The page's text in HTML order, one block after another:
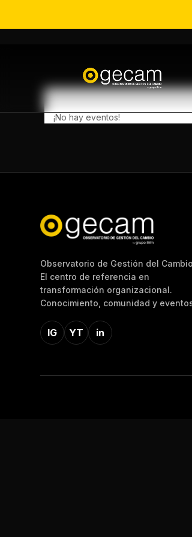
Certificaciones
¡No hay eventos!
Observatorio de Gestión del
El centro de referencia en
transformación organizacional.
Conocimiento, comunidad y
IG YT in